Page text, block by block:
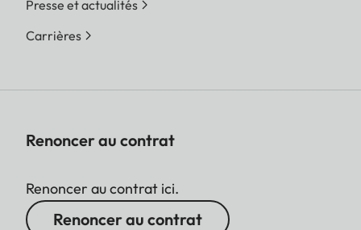
Presse et actualités
Carrières
Renoncer au contrat
Renoncer au contrat ici.
Renoncer au contrat